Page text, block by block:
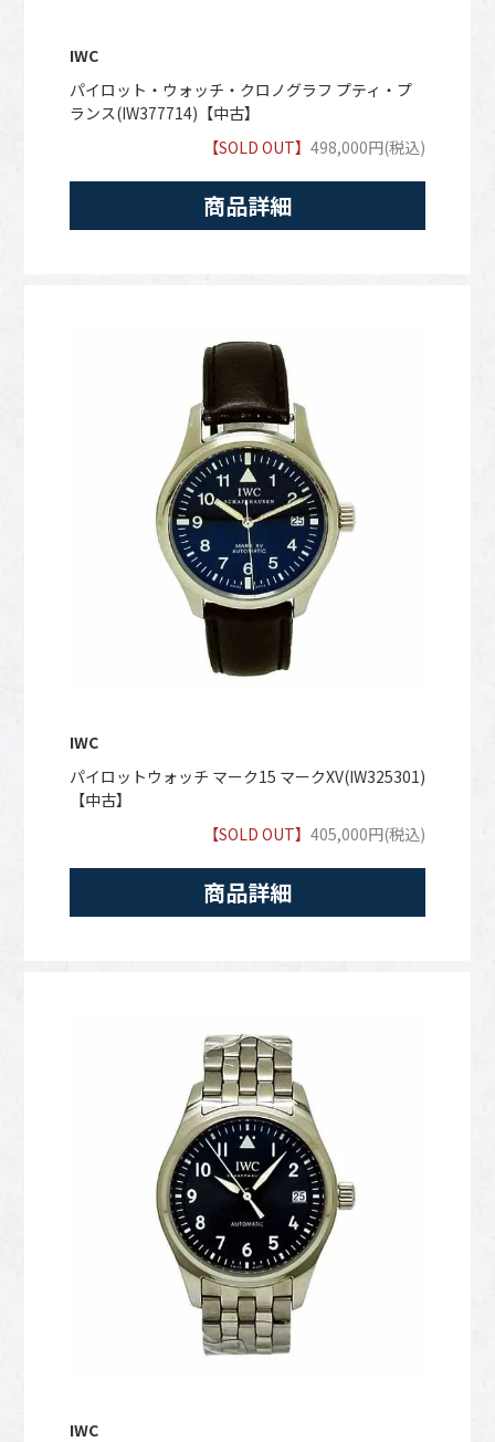
IWC
パイロット・ウォッチ・クロノグラフ プティ・プ
ランス(IW377714)【中古】
【SOLD OUT】498,000円(税込)
商品詳細
IWC
パイロットウォッチ マーク15 マークXV(IW325301)
【中古】
【SOLD OUT】405,000円(税込)
商品詳細
IWC